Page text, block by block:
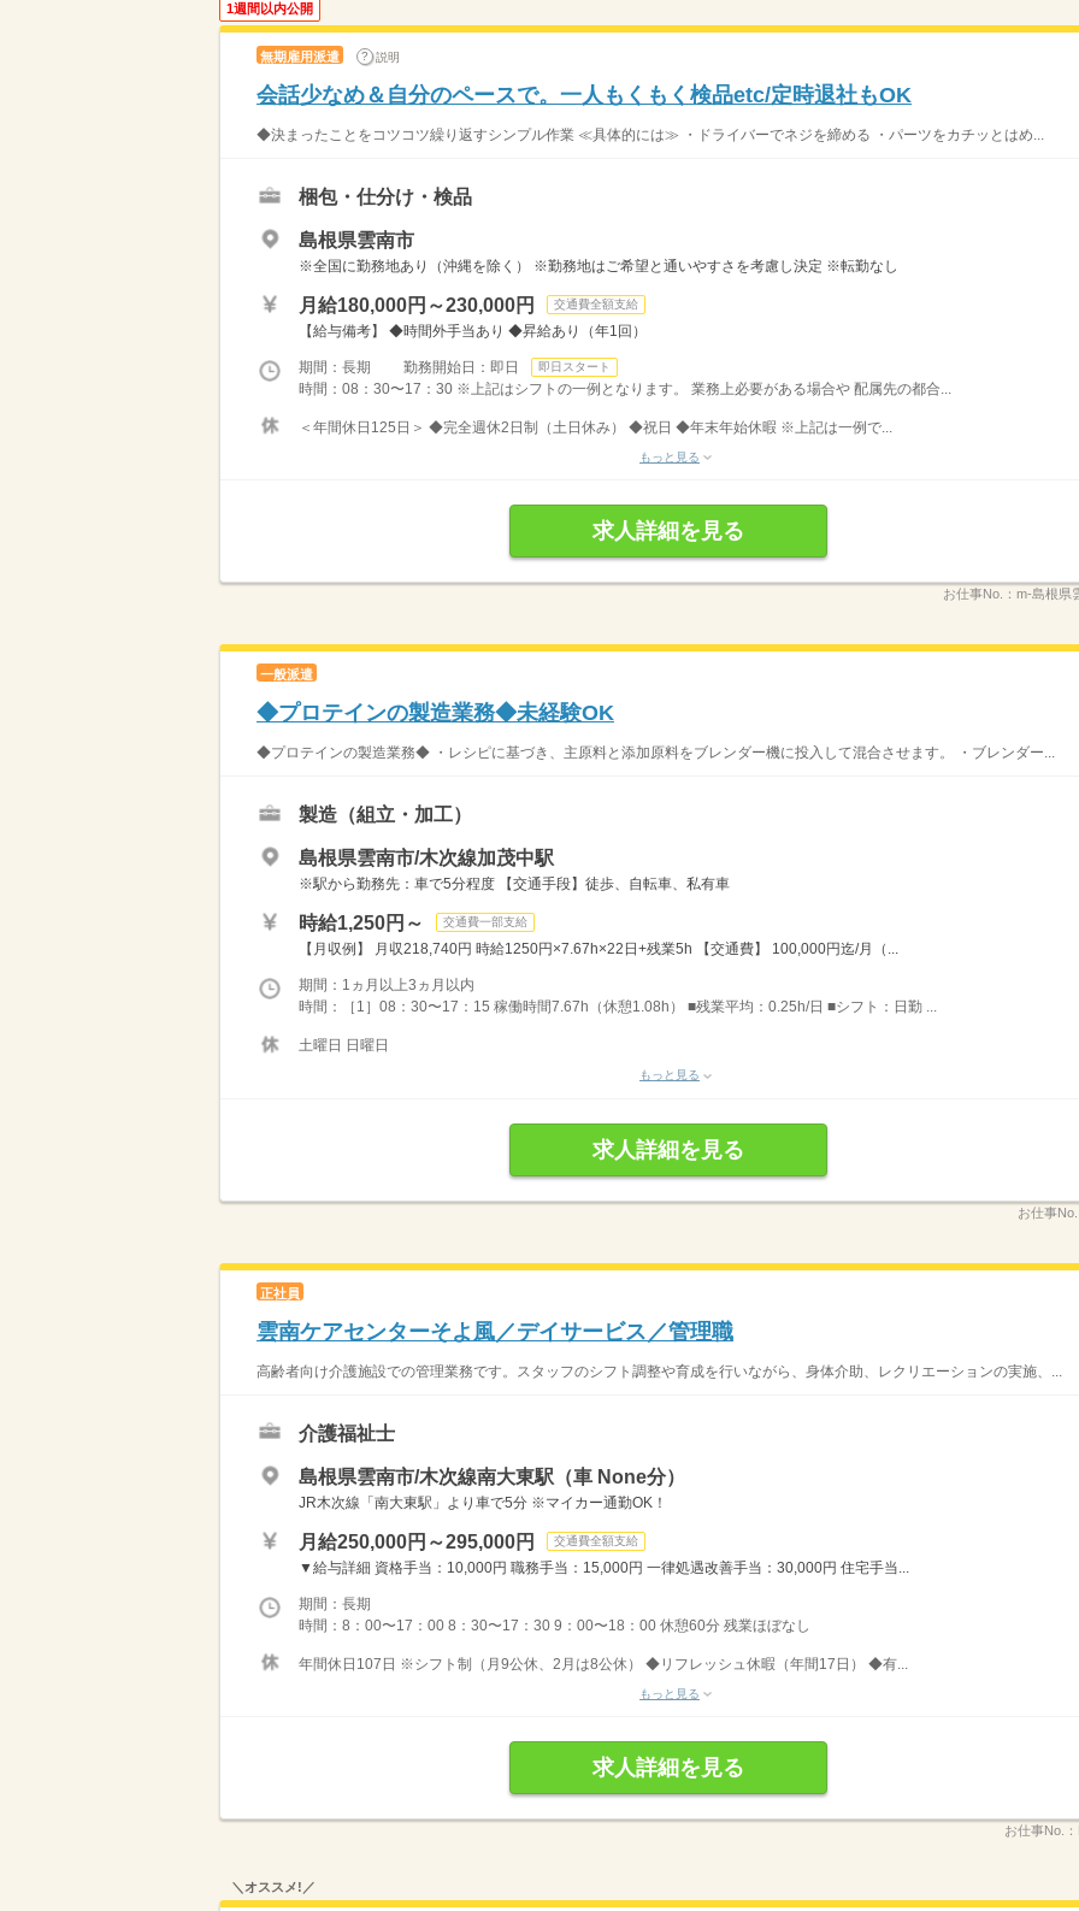
1週間以内公開
無期雇用派遣 説明
会話少なめ＆自分のペースで。一人もくもく検品etc/定時退社もOK
◆決まったことをコツコツ繰り返すシンプル作業 ≪具体的には≫ ・ドライバーでネジを締める ・パーツをカチッとはめ...
梱包・仕分け・検品
島根県雲南市
※全国に勤務地あり（沖縄を除く） ※勤務地はご希望と通いやすさを考慮し決定 ※転勤なし
月給180,000円～230,000円 交通費全額支給
【給与備考】 ◆時間外手当あり ◆昇給あり（年1回）
期間：長期 勤務開始日：即日 即日スタート
時間：08：30〜17：30 ※上記はシフトの一例となります。 業務上必要がある場合や 配属先の都合...
＜年間休日125日＞ ◆完全週休2日制（土日休み） ◆祝日 ◆年末年始休暇 ※上記は一例で...
もっと見る
求人詳細を見る
お仕事No.： m-島根県
一般派遣
◆プロテインの製造業務◆未経験OK
◆プロテインの製造業務◆ ・レシピに基づき、主原料と添加原料をブレンダー機に投入して混合させます。 ・ブレンダー...
製造（組立・加工）
島根県雲南市/木次線加茂中駅
※駅から勤務先：車で5分程度 【交通手段】徒歩、自転車、私有車
時給1,250円～ 交通費一部支給
【月収例】 月収218,740円 時給1250円×7.67h×22日+残業5h 【交通費】 100,000円迄/月（...
期間：1ヵ月以上3ヵ月以内
時間：［1］08：30〜17：15 稼働時間7.67h（休憩1.08h） ■残業平均：0.25h/日 ■シフト：日勤 ...
土曜日 日曜日
もっと見る
求人詳細を見る
お仕事No.
正社員
雲南ケアセンターそよ風／デイサービス／管理職
高齢者向け介護施設での管理業務です。スタッフのシフト調整や育成を行いながら、身体介助、レクリエーションの実施、...
介護福祉士
島根県雲南市/木次線南大東駅（車 None分）
JR木次線「南大東駅」より車で5分 ※マイカー通勤OK！
月給250,000円～295,000円 交通費全額支給
▼給与詳細 資格手当：10,000円 職務手当：15,000円 一律処遇改善手当：30,000円 住宅手当...
期間：長期
時間：8：00〜17：00 8：30〜17：30 9：00〜18：00 休憩60分 残業ほぼなし
年間休日107日 ※シフト制（月9公休、2月は8公休） ◆リフレッシュ休暇（年間17日） ◆有...
もっと見る
求人詳細を見る
お仕事No.：
＼オススメ!／